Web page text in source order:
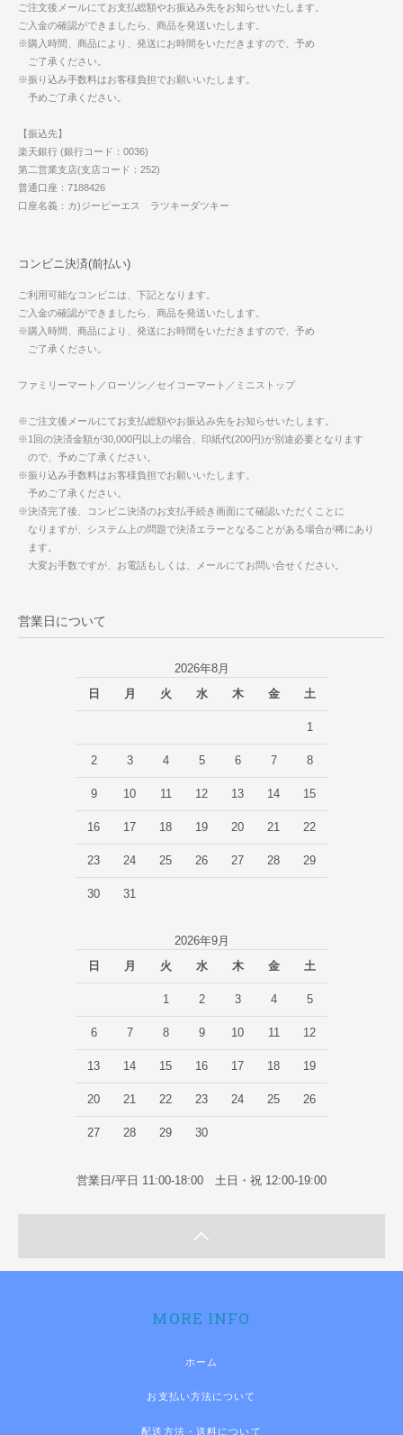
ご注文後メールにてお支払総額やお振込み先をお知らせいたします。
ご入金の確認ができましたら、商品を発送いたします。
※購入時間、商品により、発送にお時間をいただきますので、予め
ご了承ください。
※振り込み手数料はお客様負担でお願いいたします。
予めご了承ください。
【振込先】
楽天銀行 (銀行コード：0036)
第二営業支店(支店コード：252)
普通口座：7188426
口座名義：カ)ジーピーエス ラツキーダツキー
コンビニ決済(前払い)
ご利用可能なコンビニは、下記となります。
ご入金の確認ができましたら、商品を発送いたします。
※購入時間、商品により、発送にお時間をいただきますので、予め
ご了承ください。
ファミリーマート／ローソン／セイコーマート／ミニストップ
※ご注文後メールにてお支払総額やお振込み先をお知らせいたします。
※1回の決済金額が30,000円以上の場合、印紙代(200円)が別途必要となります
ので、予めご了承ください。
※振り込み手数料はお客様負担でお願いいたします。
予めご了承ください。
※決済完了後、コンビニ決済のお支払手続き画面にて確認いただくことに
なりますが、システム上の問題で決済エラーとなることがある場合が稀にあり
ます。
大変お手数ですが、お電話もしくは、メールにてお問い合せください。
営業日について
2026年8月
日
月 火 水 木 金 土
1
2 3 4 5 6 7 8
9 10 11 12 13 14 15
16 17 18 19 20 21 22
23 24 25 26 27 28 29
30 31
2026年9月
日
月 火 水 木 金 土
1 2 3 4 5
6 7 8 9 10 11 12
13 14 15 16 17 18 19
20 21 22 23 24 25 26
27 28 29 30
営業日/平日 11:00-18:00 土日・祝 12:00-19:00
MORE INFO
ホーム
お支払い方法について
配送方法・送料について